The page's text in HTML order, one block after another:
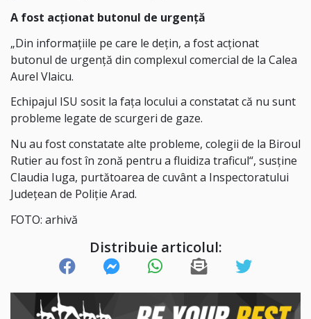
A fost acționat butonul de urgență
„Din informațiile pe care le dețin, a fost acționat
butonul de urgență din complexul comercial de la Calea
Aurel Vlaicu.
Echipajul ISU sosit la fața locului a constatat că nu sunt
probleme legate de scurgeri de gaze.
Nu au fost constatate alte probleme, colegii de la Biroul
Rutier au fost în zonă pentru a fluidiza traficul“, susține
Claudia Iuga, purtătoarea de cuvânt a Inspectoratului
Județean de Poliție Arad.
FOTO: arhivă
Distribuie articolul: